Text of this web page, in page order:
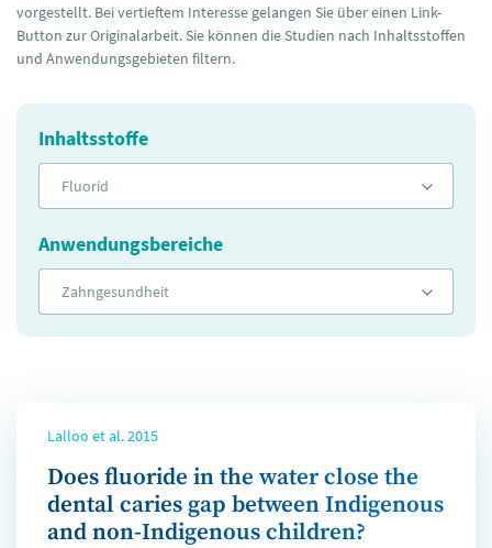
vorgestellt. Bei vertieftem Interesse gelangen Sie über einen Link-
Button zur Originalarbeit. Sie können die Studien nach Inhaltsstoffen
und Anwendungsgebieten filtern.
Inhaltsstoffe
Fluorid
Anwendungsbereiche
Zahngesundheit
Lalloo et al. 2015
Does fluoride in the water close the
dental caries gap between Indigenous
and non-Indigenous children?